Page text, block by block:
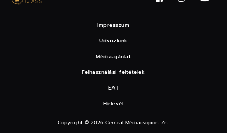
Impresszum
Üdvözlünk
Médiaajánlat
Felhasználási feltételek
EAT
Hírlevél
Copyright © 2026 Central Médiacsoport Zrt.